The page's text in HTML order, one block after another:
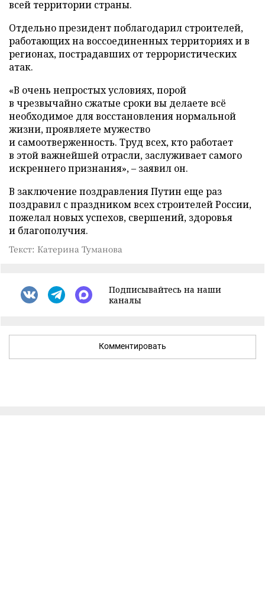
всей территории страны.
Отдельно президент поблагодарил строителей,
работающих на воссоединенных территориях и в
регионах, пострадавших от террористических
атак.
«В очень непростых условиях, порой
в чрезвычайно сжатые сроки вы делаете всё
необходимое для восстановления нормальной
жизни, проявляете мужество
и самоотверженность. Труд всех, кто работает
в этой важнейшей отрасли, заслуживает самого
искреннего признания», – заявил он.
В заключение поздравления Путин еще раз
поздравил с праздником всех строителей России,
пожелал новых успехов, свершений, здоровья
и благополучия.
Текст: Катерина Туманова
Подписывайтесь на наши
каналы
Комментировать